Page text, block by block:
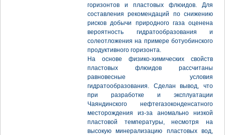
горизонтов и пластовых флюидов. Для
составления рекомендаций по снижению
рисков добычи природного газа оценена
вероятность гидратообразования и
солеотложения на примере ботуобинского
продуктивного горизонта.
На основе физико-химических свойств
пластовых флюидов рассчитаны
равновесные условия
гидратообразования. Сделан вывод, что
при разработке и эксплуатации
Чаяндинского нефтегазоконденсатного
месторождения из-за аномально низкой
пластовой температуры, несмотря на
высокую минерализацию пластовых вод,